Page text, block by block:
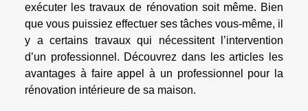
exécuter les travaux de rénovation soit même. Bien
que vous puissiez effectuer ses tâches vous-même, il
y a certains travaux qui nécessitent l’intervention
d’un professionnel. Découvrez dans les articles les
avantages à faire appel à un professionnel pour la
rénovation intérieure de sa maison.